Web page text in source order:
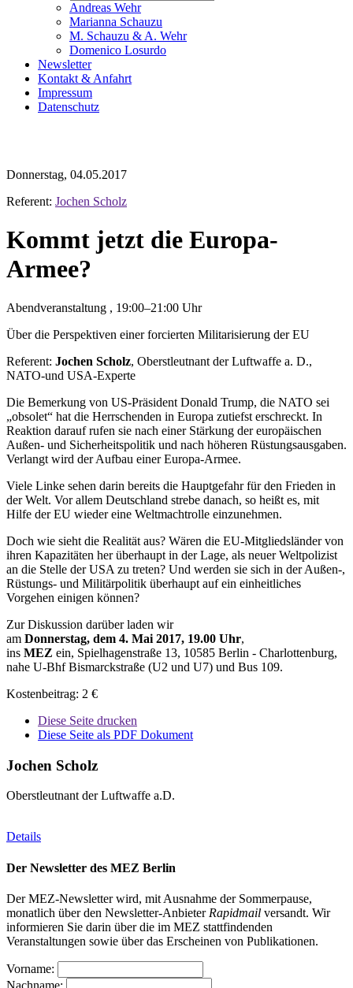
Andreas Wehr
Marianna Schauzu
M. Schauzu & A. Wehr
Domenico Losurdo
Newsletter
Kontakt & Anfahrt
Impressum
Datenschutz
Donnerstag, 04.05.2017
Referent: Jochen Scholz
Kommt jetzt die Europa-
Armee?
Abendveranstaltung , 19:00–21:00 Uhr
Über die Perspektiven einer forcierten Militarisierung der EU
Referent: Jochen Scholz, Oberstleutnant der Luftwaffe a. D.,
NATO-und USA-Experte
Die Bemerkung von US-Präsident Donald Trump, die NATO sei
„obsolet“ hat die Herrschenden in Europa zutiefst erschreckt. In
Reaktion darauf rufen sie nach einer Stärkung der europäischen
Außen- und Sicherheitspolitik und nach höheren Rüstungsausgaben.
Verlangt wird der Aufbau einer Europa-Armee.
Viele Linke sehen darin bereits die Hauptgefahr für den Frieden in
der Welt. Vor allem Deutschland strebe danach, so heißt es, mit
Hilfe der EU wieder eine Weltmachtrolle einzunehmen.
Doch wie sieht die Realität aus? Wären die EU-Mitgliedsländer von
ihren Kapazitäten her überhaupt in der Lage, als neuer Weltpolizist
an die Stelle der USA zu treten? Und werden sie sich in der Außen-,
Rüstungs- und Militärpolitik überhaupt auf ein einheitliches
Vorgehen einigen können?
Zur Diskussion darüber laden wir
am Donnerstag, dem 4. Mai 2017, 19.00 Uhr,
ins MEZ ein, Spielhagenstraße 13, 10585 Berlin - Charlottenburg,
nahe U-Bhf Bismarckstraße (U2 und U7) und Bus 109.
Kostenbeitrag: 2 €
Diese Seite drucken
Diese Seite als PDF Dokument
Jochen Scholz
Oberstleutnant der Luftwaffe a.D.
Details
Der Newsletter des MEZ Berlin
Der MEZ-Newsletter wird, mit Ausnahme der Sommerpause,
monatlich über den Newsletter-Anbieter Rapidmail versandt. Wir
informieren Sie darin über die im MEZ stattfindenden
Veranstaltungen sowie über das Erscheinen von Publikationen.
Vorname:
Nachname: